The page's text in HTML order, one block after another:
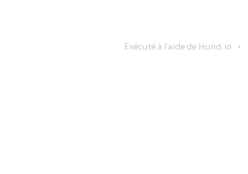
Exécuté à l’aide de Hund.io